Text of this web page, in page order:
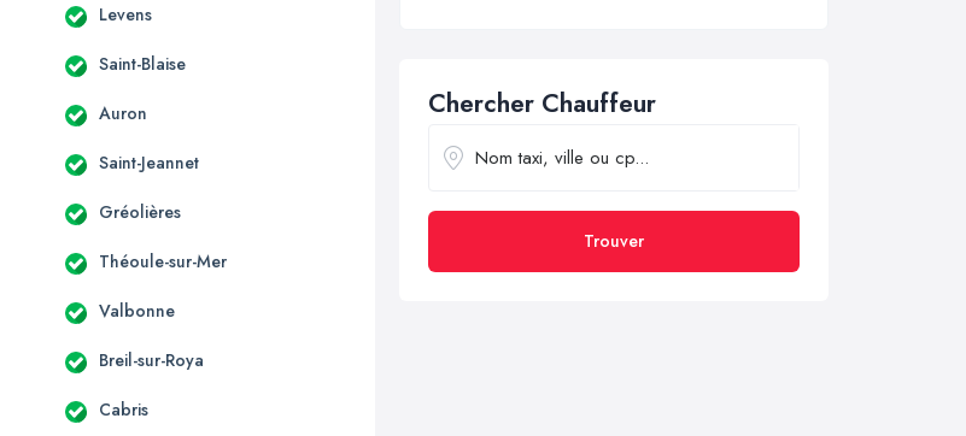
Levens
Saint-Blaise
Auron
Saint-Jeannet
Gréolières
Théoule-sur-Mer
Valbonne
Breil-sur-Roya
Cabris
Chercher Chauffeur
Trouver